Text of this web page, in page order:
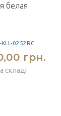
белая
0252RC
грн.
складі